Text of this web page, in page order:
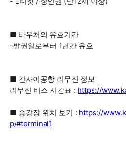
■ 바우처의 유효기간
-발권일로부터 1년간 유효
■ 간사이공항 리무진 정보
리무진 버스 시간표 : https://
■ 승강장 위치 보기 : https://
p/#terminal1